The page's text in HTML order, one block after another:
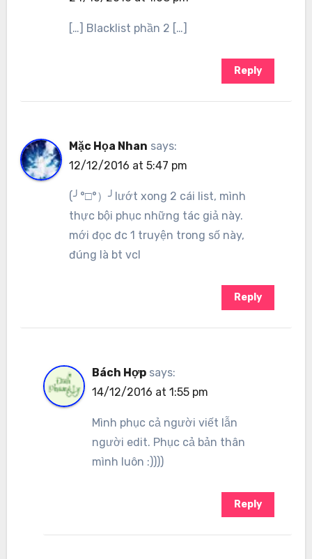
[…] Blacklist phần 2 […]
Reply
Mặc Họa Nhan says:
12/12/2016 at 5:47 pm
(╯°□°）╯lướt xong 2 cái list, mình
thực bội phục những tác giả này.
mới đọc đc 1 truyện trong số này,
đúng là bt vcl
Reply
Bách Hợp says:
14/12/2016 at 1:55 pm
Mình phục cả người viết lẫn
người edit. Phục cả bản thân
mình luôn :))))
Reply